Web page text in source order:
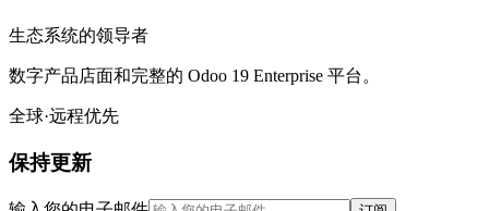
生态系统的领导者
数字产品店面和完整的 Odoo 19 Enterprise 平台。
全球·远程优先
保持更新